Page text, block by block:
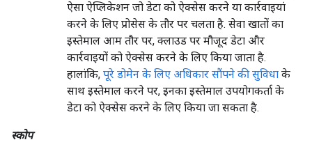
ऐसा ऐप्लिकेशन जो डेटा को ऐक्सेस करने या कार्रवाइयां
करने के लिए प्रोसेस के तौर पर चलता है. सेवा खातों का
इस्तेमाल आम तौर पर, क्लाउड पर मौजूद डेटा और
कार्रवाइयों को ऐक्सेस करने के लिए किया जाता है.
हालांकि, पूरे डोमेन के लिए अधिकार सौंपने की सुविधा के
साथ इस्तेमाल करने पर, इनका इस्तेमाल उपयोगकर्ता के
डेटा को ऐक्सेस करने के लिए किया जा सकता है.
स्कोप